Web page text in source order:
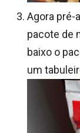
Agora pré-
pacote de
baixo o
um